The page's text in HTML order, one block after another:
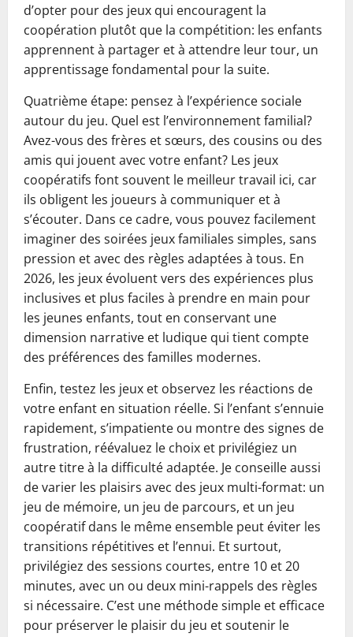
d’opter pour des jeux qui encouragent la
coopération plutôt que la compétition: les enfants
apprennent à partager et à attendre leur tour, un
apprentissage fondamental pour la suite.
Quatrième étape: pensez à l’expérience sociale
autour du jeu. Quel est l’environnement familial?
Avez-vous des frères et sœurs, des cousins ou des
amis qui jouent avec votre enfant? Les jeux
coopératifs font souvent le meilleur travail ici, car
ils obligent les joueurs à communiquer et à
s’écouter. Dans ce cadre, vous pouvez facilement
imaginer des soirées jeux familiales simples, sans
pression et avec des règles adaptées à tous. En
2026, les jeux évoluent vers des expériences plus
inclusives et plus faciles à prendre en main pour
les jeunes enfants, tout en conservant une
dimension narrative et ludique qui tient compte
des préférences des familles modernes.
Enfin, testez les jeux et observez les réactions de
votre enfant en situation réelle. Si l’enfant s’ennuie
rapidement, s’impatiente ou montre des signes de
frustration, réévaluez le choix et privilégiez un
autre titre à la difficulté adaptée. Je conseille aussi
de varier les plaisirs avec des jeux multi-format: un
jeu de mémoire, un jeu de parcours, et un jeu
coopératif dans le même ensemble peut éviter les
transitions répétitives et l’ennui. Et surtout,
privilégiez des sessions courtes, entre 10 et 20
minutes, avec un ou deux mini-rappels des règles
si nécessaire. C’est une méthode simple et efficace
pour préserver le plaisir du jeu et soutenir le